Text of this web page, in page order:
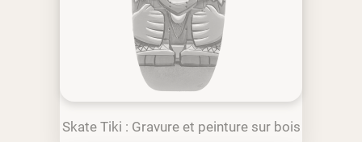
Skate Tiki : Gravure et peinture sur bois